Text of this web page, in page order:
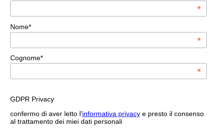
*
Nome*
*
Cognome*
*
GDPR Privacy
confermo di aver letto l'informativa privacye presto il consenso
al trattamento dei miei dati personali